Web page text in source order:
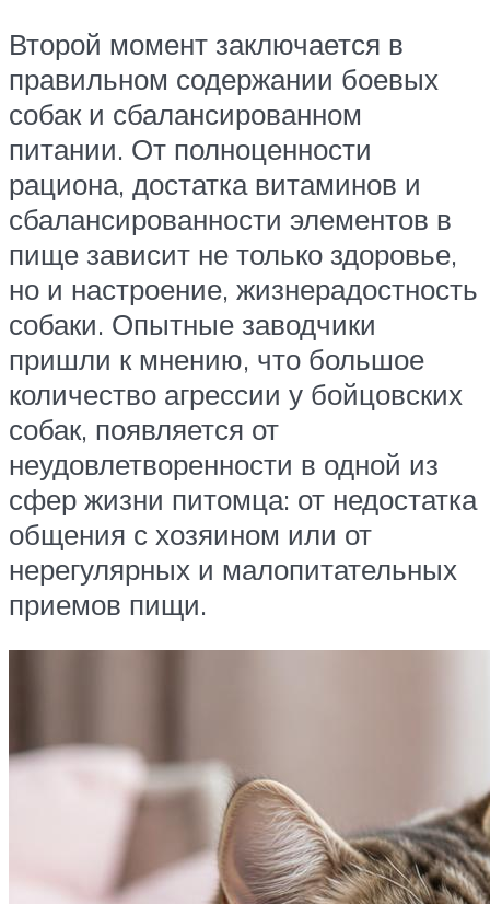
Второй момент заключается в
правильном содержании боевых
собак и сбалансированном
питании. От полноценности
рациона, достатка витаминов и
сбалансированности элементов в
пище зависит не только здоровье,
но и настроение, жизнерадостность
собаки. Опытные заводчики
пришли к мнению, что большое
количество агрессии у бойцовских
собак, появляется от
неудовлетворенности в одной из
сфер жизни питомца: от недостатка
общения с хозяином или от
нерегулярных и малопитательных
приемов пищи.